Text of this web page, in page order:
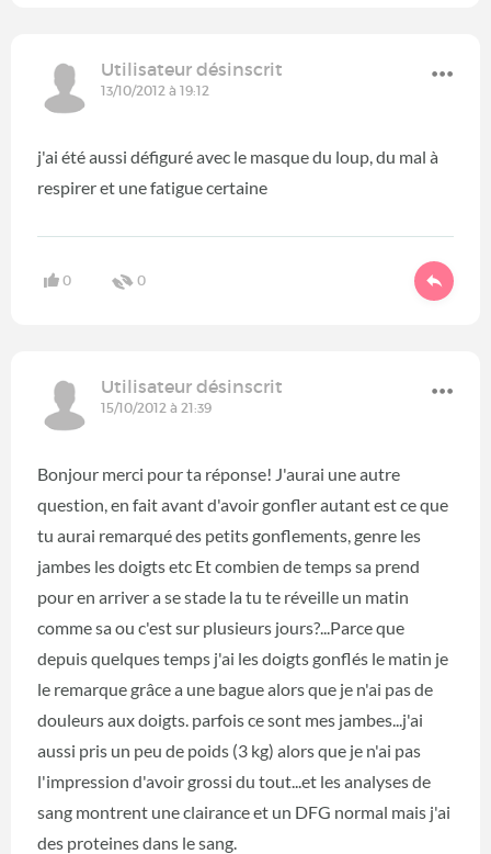
Utilisateur désinscrit
13/10/2012 à 19:12
j'ai été aussi défiguré avec le masque du loup, du mal à
respirer et une fatigue certaine
0 0
Utilisateur désinscrit
15/10/2012 à 21:39
Bonjour merci pour ta réponse! J'aurai une autre
question, en fait avant d'avoir gonfler autant est ce que
tu aurai remarqué des petits gonflements, genre les
jambes les doigts etc Et combien de temps sa prend
pour en arriver a se stade la tu te réveille un matin
comme sa ou c'est sur plusieurs jours?...Parce que
depuis quelques temps j'ai les doigts gonflés le matin je
le remarque grâce a une bague alors que je n'ai pas de
douleurs aux doigts. parfois ce sont mes jambes...j'ai
aussi pris un peu de poids (3 kg) alors que je n'ai pas
l'impression d'avoir grossi du tout...et les analyses de
sang montrent une clairance et un DFG normal mais j'ai
des proteines dans le sang.